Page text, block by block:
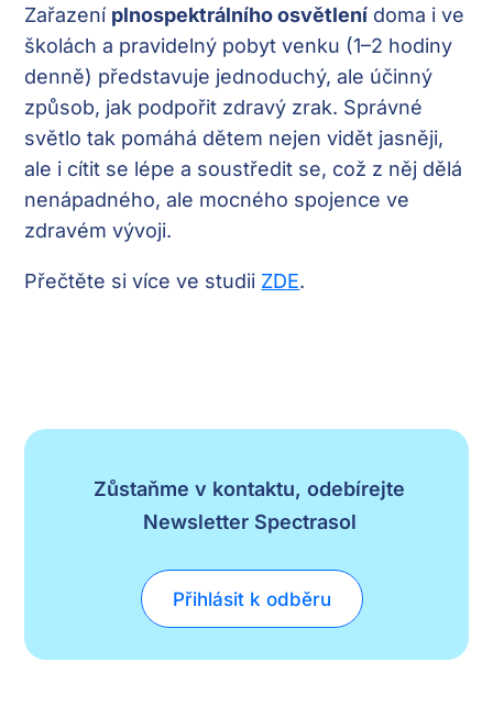
Zařazení plnospektrálního osvětlení doma i ve
školách a pravidelný pobyt venku (1–2 hodiny
denně) představuje jednoduchý, ale účinný
způsob, jak podpořit zdravý zrak. Správné
světlo tak pomáhá dětem nejen vidět jasněji,
ale i cítit se lépe a soustředit se, což z něj dělá
nenápadného, ale mocného spojence ve
zdravém vývoji.
Přečtěte si více ve studii ZDE.
Zůstaňme v kontaktu, odebírejte
Newsletter Spectrasol
Přihlásit k odběru